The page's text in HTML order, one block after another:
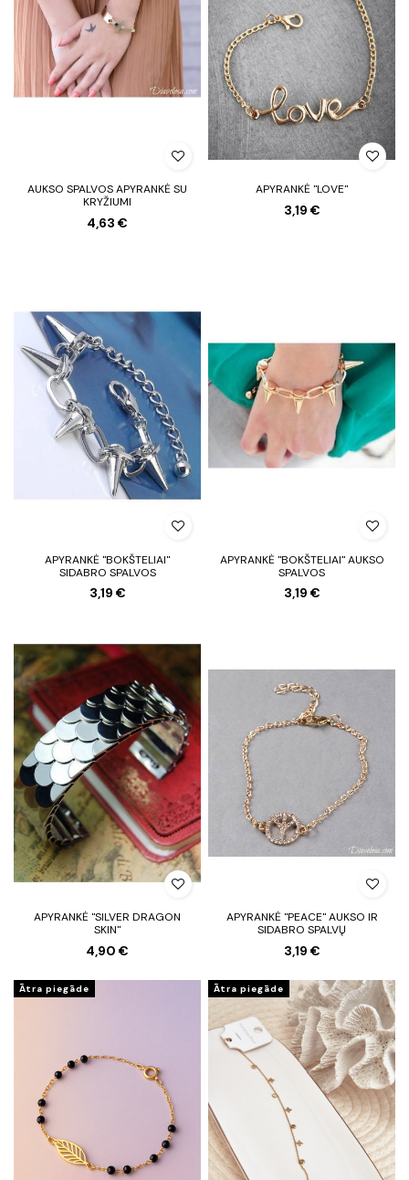
AUKSO SPALVOS APYRANKĖ SU
KRYŽIUMI
4,63 €
APYRANKĖ "LOVE"
3,19 €
APYRANKĖ "BOKŠTELIAI"
SIDABRO SPALVOS
3,19 €
APYRANKĖ "BOKŠTELIAI" AUKSO
SPALVOS
3,19 €
APYRANKĖ "SILVER DRAGON
SKIN"
4,90 €
APYRANKĖ "PEACE" AUKSO IR
SIDABRO SPALVŲ
3,19 €
Ātra piegāde Ātra piegāde